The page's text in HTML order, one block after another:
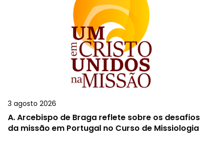
3 agosto 2026
A.Arcebispo de Braga reflete sobre os desafios
da missão em Portugal no Curso de Missiologia